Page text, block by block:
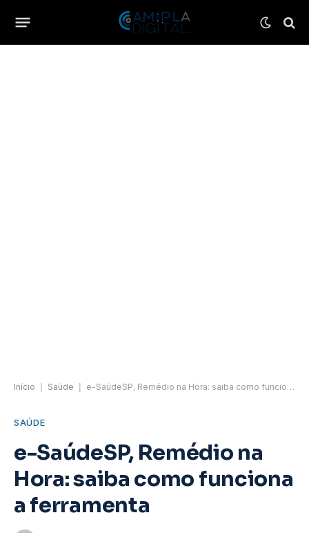
Início Saúde e-SaúdeSP, Remédio na Hora: saiba como funciona a ferramenta
SAÚDE
e-SaúdeSP, Remédio na
Hora: saiba como funciona
a ferramenta